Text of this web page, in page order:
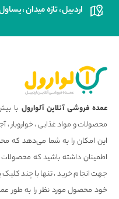
اردبیل ، تازه میدان ،
عمده فروشی آنلاین آلوارول با
محصولات و مواد غذایی ، خواروبار ،
این امکان را به شما می‌دهد که
اطمینان داشته باشید که
جهت انجام خرید ، تنها با چند کلیک
خود محصول مورد نظر را به طور